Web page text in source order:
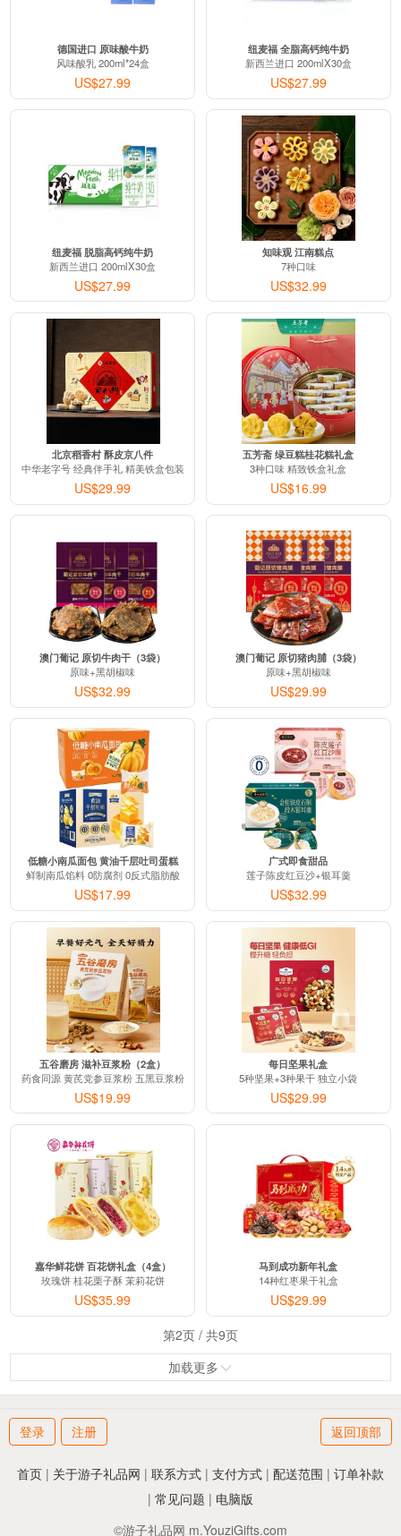
德国进口 原味酸牛奶
风味酸乳 200ml*24盒
US$27.99
纽麦福 全脂高钙纯牛奶
新西兰进口 200mlX30盒
US$27.99
纽麦福 脱脂高钙纯牛奶
新西兰进口 200mlX30盒
US$27.99
知味观 江南糕点
7种口味
US$32.99
北京稻香村 酥皮京八件
中华老字号 经典伴手礼 精美铁盒包装
US$29.99
五芳斋 绿豆糕桂花糕礼盒
3种口味 精致铁盒礼盒
US$16.99
澳门葡记 原切牛肉干（3袋）
原味+黑胡椒味
US$32.99
澳门葡记 原切猪肉脯（3袋）
原味+黑胡椒味
US$29.99
低糖小南瓜面包 黄油千层吐司蛋糕
鲜制南瓜馅料 0防腐剂 0反式脂肪酸
US$17.99
广式即食甜品
莲子陈皮红豆沙+银耳羹
US$32.99
五谷磨房 滋补豆浆粉（2盒）
药食同源 黄芪党参豆浆粉 五黑豆浆粉
US$19.99
每日坚果礼盒
5种坚果+3种果干 独立小袋
US$29.99
嘉华鲜花饼 百花饼礼盒（4盒）
玫瑰饼 桂花栗子酥 茉莉花饼
US$35.99
马到成功新年礼盒
14种红枣果干礼盒
US$29.99
第2页 / 共9页
加载更多
登录 注册 返回顶部
首页 | 关于游子礼品网 | 联系方式 | 支付方式 | 配送范围 | 订单补款
| 常见问题 | 电脑版
©游子礼品网 m.YouziGifts.com